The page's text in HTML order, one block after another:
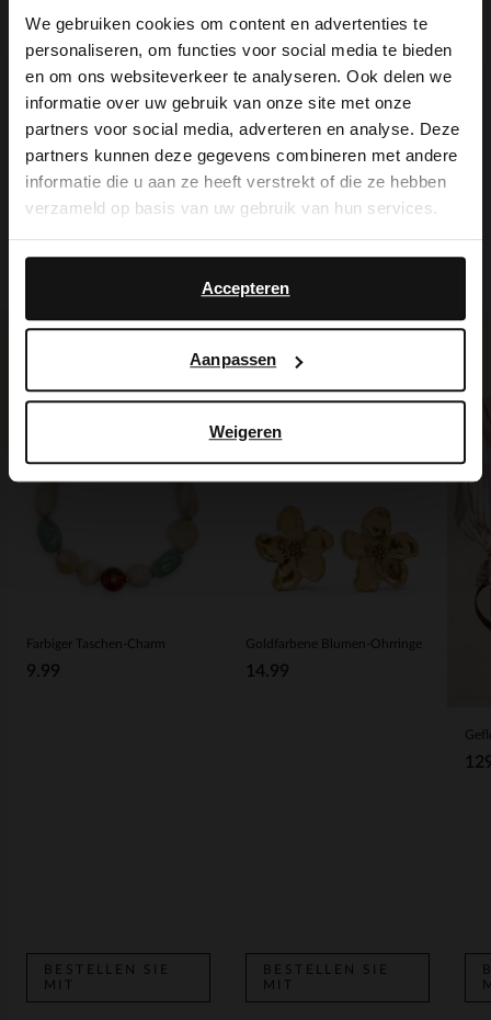
We gebruiken cookies om content en advertenties te
personaliseren, om functies voor social media te bieden
en om ons websiteverkeer te analyseren. Ook delen we
informatie over uw gebruik van onze site met onze
partners voor social media, adverteren en analyse. Deze
partners kunnen deze gegevens combineren met andere
informatie die u aan ze heeft verstrekt of die ze hebben
verzameld op basis van uw gebruik van hun services.
Accepteren
Aanpassen
Weigeren
Ich suche es für Sie
Farbiger Taschen-Charm
9.99
BESTELLEN SIE
MIT
Goldfarbene Blumen-Ohrringe
14.99
BESTELLEN SIE
MIT
Manfield. Der Armreif ist mit einem
Klappverschluss versehen.
Produktdetails
×
View this website in English?
It looks like your language isn't Dutch. Would
you like to switch to English?
English